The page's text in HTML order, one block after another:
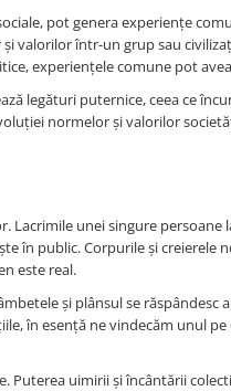
pot genera experiențe
valorilor într-un grup sau
experiențele comune pot
legături puternice, ceea ce
normelor și valorilor
unei singure
în public. Corpurile și creierele
este real.
și plânsul se
în esență ne vindecăm unul pe
Puterea uimirii și încântării